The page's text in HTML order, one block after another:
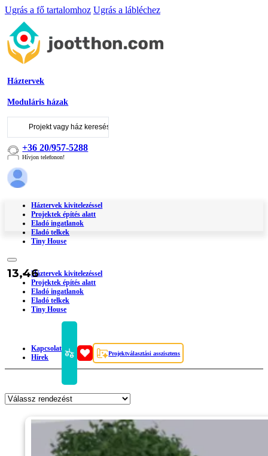
Ugrás a fő tartalomhoz Ugrás a lábléchez
Háztervek
Moduláris házak
+36 20/957-5288
Hívjon telefonon!
Háztervek kivitelezéssel
Projektek építés alatt
Eladó ingatlanok
Eladó telkek
Tiny House
Háztervek kivitelezéssel
Projektek építés alatt
Eladó ingatlanok
Eladó telkek
Tiny House
Kapcsolat
Hírek
Projektválasztási asszisztens
13,46